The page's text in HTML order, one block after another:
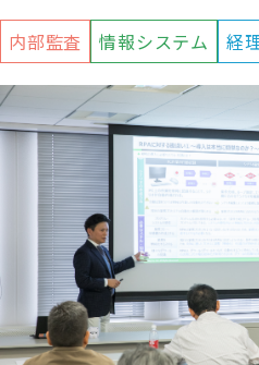
内部監査 情報システム 経